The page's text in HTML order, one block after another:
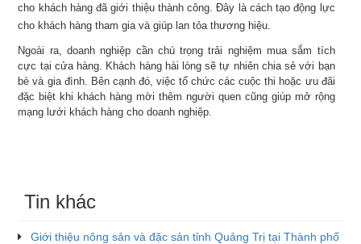
cho khách hàng đã giới thiệu thành công. Đây là cách tạo động lực
cho khách hàng tham gia và giúp lan tỏa thương hiệu.
Ngoài ra, doanh nghiệp cần chú trọng trải nghiệm mua sắm tích
cực tại cửa hàng. Khách hàng hài lòng sẽ tự nhiên chia sẻ với bạn
bè và gia đình. Bên cạnh đó, việc tổ chức các cuộc thi hoặc ưu đãi
đặc biệt khi khách hàng mời thêm người quen cũng giúp mở rộng
mạng lưới khách hàng cho doanh nghiệp.
Tin khác
Giới thiệu nông sản và đặc sản tỉnh Quảng Trị tại Thành phố